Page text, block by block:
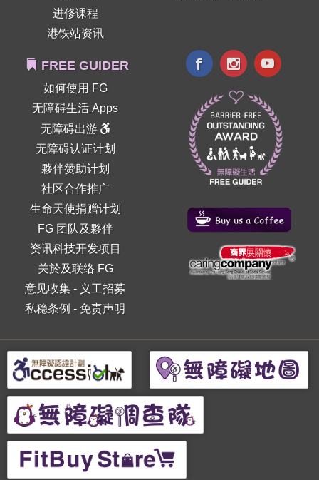
进修课程
港铁站资讯
FREE GUIDER
如何使用 FG
无障碍生活 Apps
无障碍出游
无障碍认证计划
夥伴赞助计划
社区合作推广
生命天使捐赠计划
FG 团队及夥伴
资讯科技开发项目
关於及联络 FG
意见收集 - 义工招募
私稳条例 - 免责声明